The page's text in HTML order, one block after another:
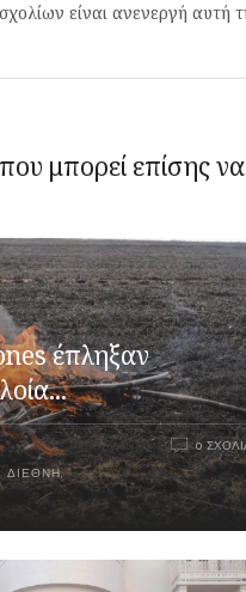
είναι ανενεργή αυτή
μπορεί επίσης
έπληξαν
ΔΙΕΘΝΉ,
0